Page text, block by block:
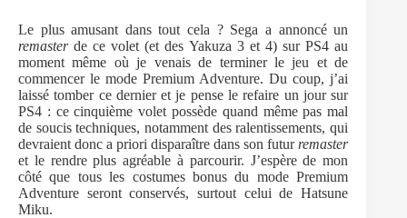
Le plus amusant dans tout cela ? Sega a annoncé un
remasterde ce volet (et des Yakuza 3 et 4) sur PS4 au
moment même où je venais de terminer le jeu et de
commencer le mode Premium Adventure. Du coup, j’ai
laissé tomber ce dernier et je pense le refaire un jour sur
PS4 : ce cinquième volet possède quand même pas mal
de soucis techniques, notamment des ralentissements, qui
devraient donc a priori disparaître dans son futur remaster
et le rendre plus agréable à parcourir. J’espère de mon
côté que tous les costumes bonus du mode Premium
Adventure seront conservés, surtout celui de Hatsune
Miku.